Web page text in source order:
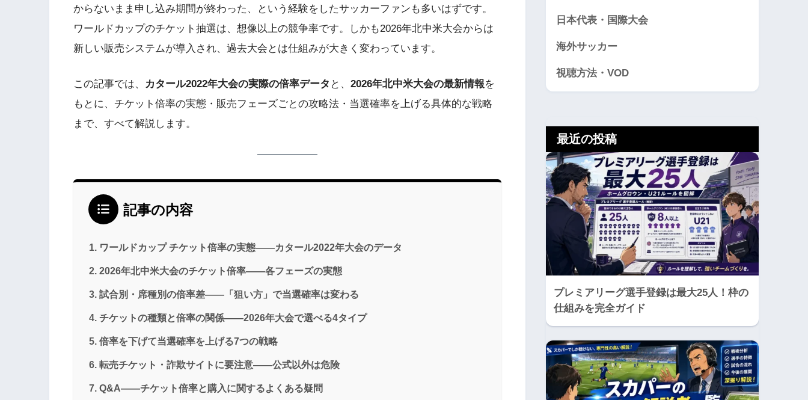
からないまま申し込み期間が終わった、という経験をしたサッカーファンも多いはずです。
ワールドカップのチケット抽選は、想像以上の競争率です。しかも2026年北中米大会からは
新しい販売システムが導入され、過去大会とは仕組みが大きく変わっています。
この記事では、 カタール2022年大会の実際の倍率データ と、 2026年北中米大会の最新情報を
もとに、チケット倍率の実態・販売フェーズごとの攻略法・当選確率を上げる具体的な戦略
まで、すべて解説します。
記事の内容
ワールドカップ チケット倍率の実態——カタール2022年大会のデータ
2026年北中米大会のチケット倍率——各フェーズの実態
試合別・席種別の倍率差——「狙い方」で当選確率は変わる
チケットの種類と倍率の関係——2026年大会で選べる4タイプ
倍率を下げて当選確率を上げる7つの戦略
転売チケット・詐欺サイトに要注意——公式以外は危険
Q&A——チケット倍率と購入に関するよくある疑問
日本代表・国際大会
海外サッカー
視聴方法・VOD
最近の投稿
プレミアリーグ選手登録は最大25人！枠の
仕組みを完全ガイド